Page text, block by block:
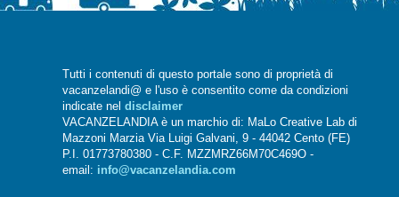
Tutti i contenuti di questo portale sono di proprietà di
vacanzelandi@ e l'uso è consentito come da condizioni
indicate nel disclaimer
VACANZELANDIA è un marchio di: MaLo Creative Lab di
Mazzoni Marzia Via Luigi Galvani, 9 - 44042 Cento (FE)
P.I. 01773780380 - C.F. MZZMRZ66M70C469O -
email: info@vacanzelandia.com